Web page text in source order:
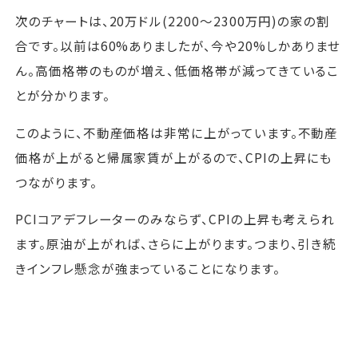
次のチャートは、20万ドル(2200～2300万円)の家の割
合です。以前は60%ありましたが、今や20%しかありませ
ん。高価格帯のものが増え、低価格帯が減ってきているこ
とが分かります。
このように、不動産価格は非常に上がっています。不動産
価格が上がると帰属家賃が上がるので、CPIの上昇にも
つながります。
PCIコアデフレーターのみならず、CPIの上昇も考えられ
ます。原油が上がれば、さらに上がります。つまり、引き続
きインフレ懸念が強まっていることになります。